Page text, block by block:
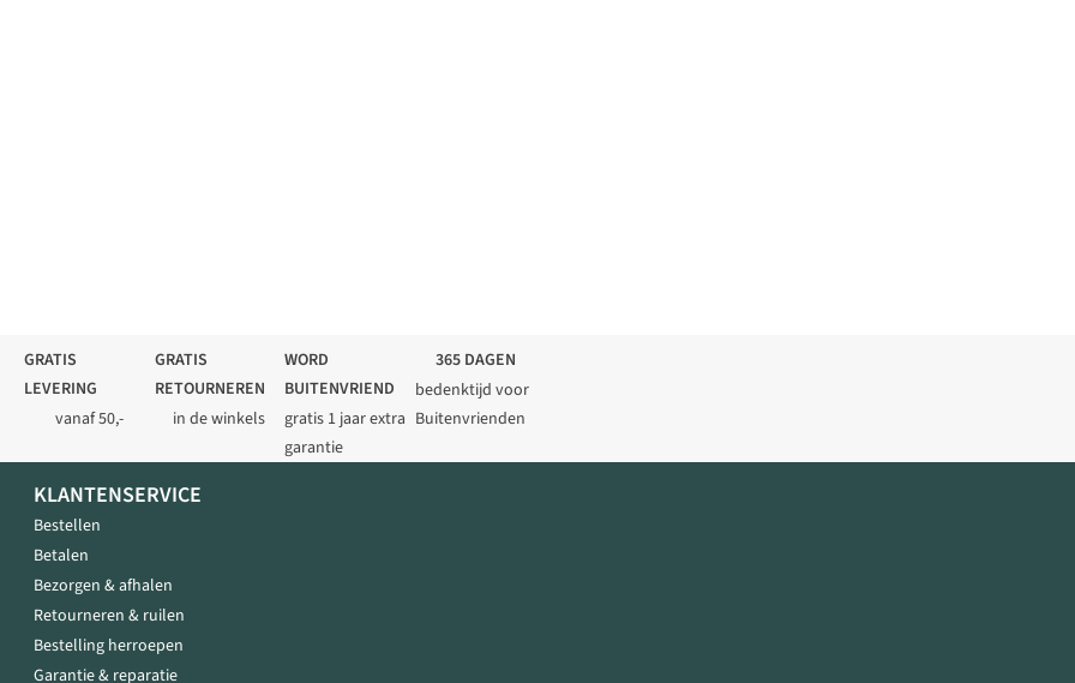
GRATIS
LEVERING
vanaf 50,-
GRATIS
RETOURNEREN
in de winkels
WORD
BUITENVRIEND
gratis 1 jaar extra
garantie
365 DAGEN
bedenktijd voor
Buitenvrienden
KLANTENSERVICE
Bestellen
Betalen
Bezorgen & afhalen
Retourneren & ruilen
Bestelling herroepen
Garantie & reparatie